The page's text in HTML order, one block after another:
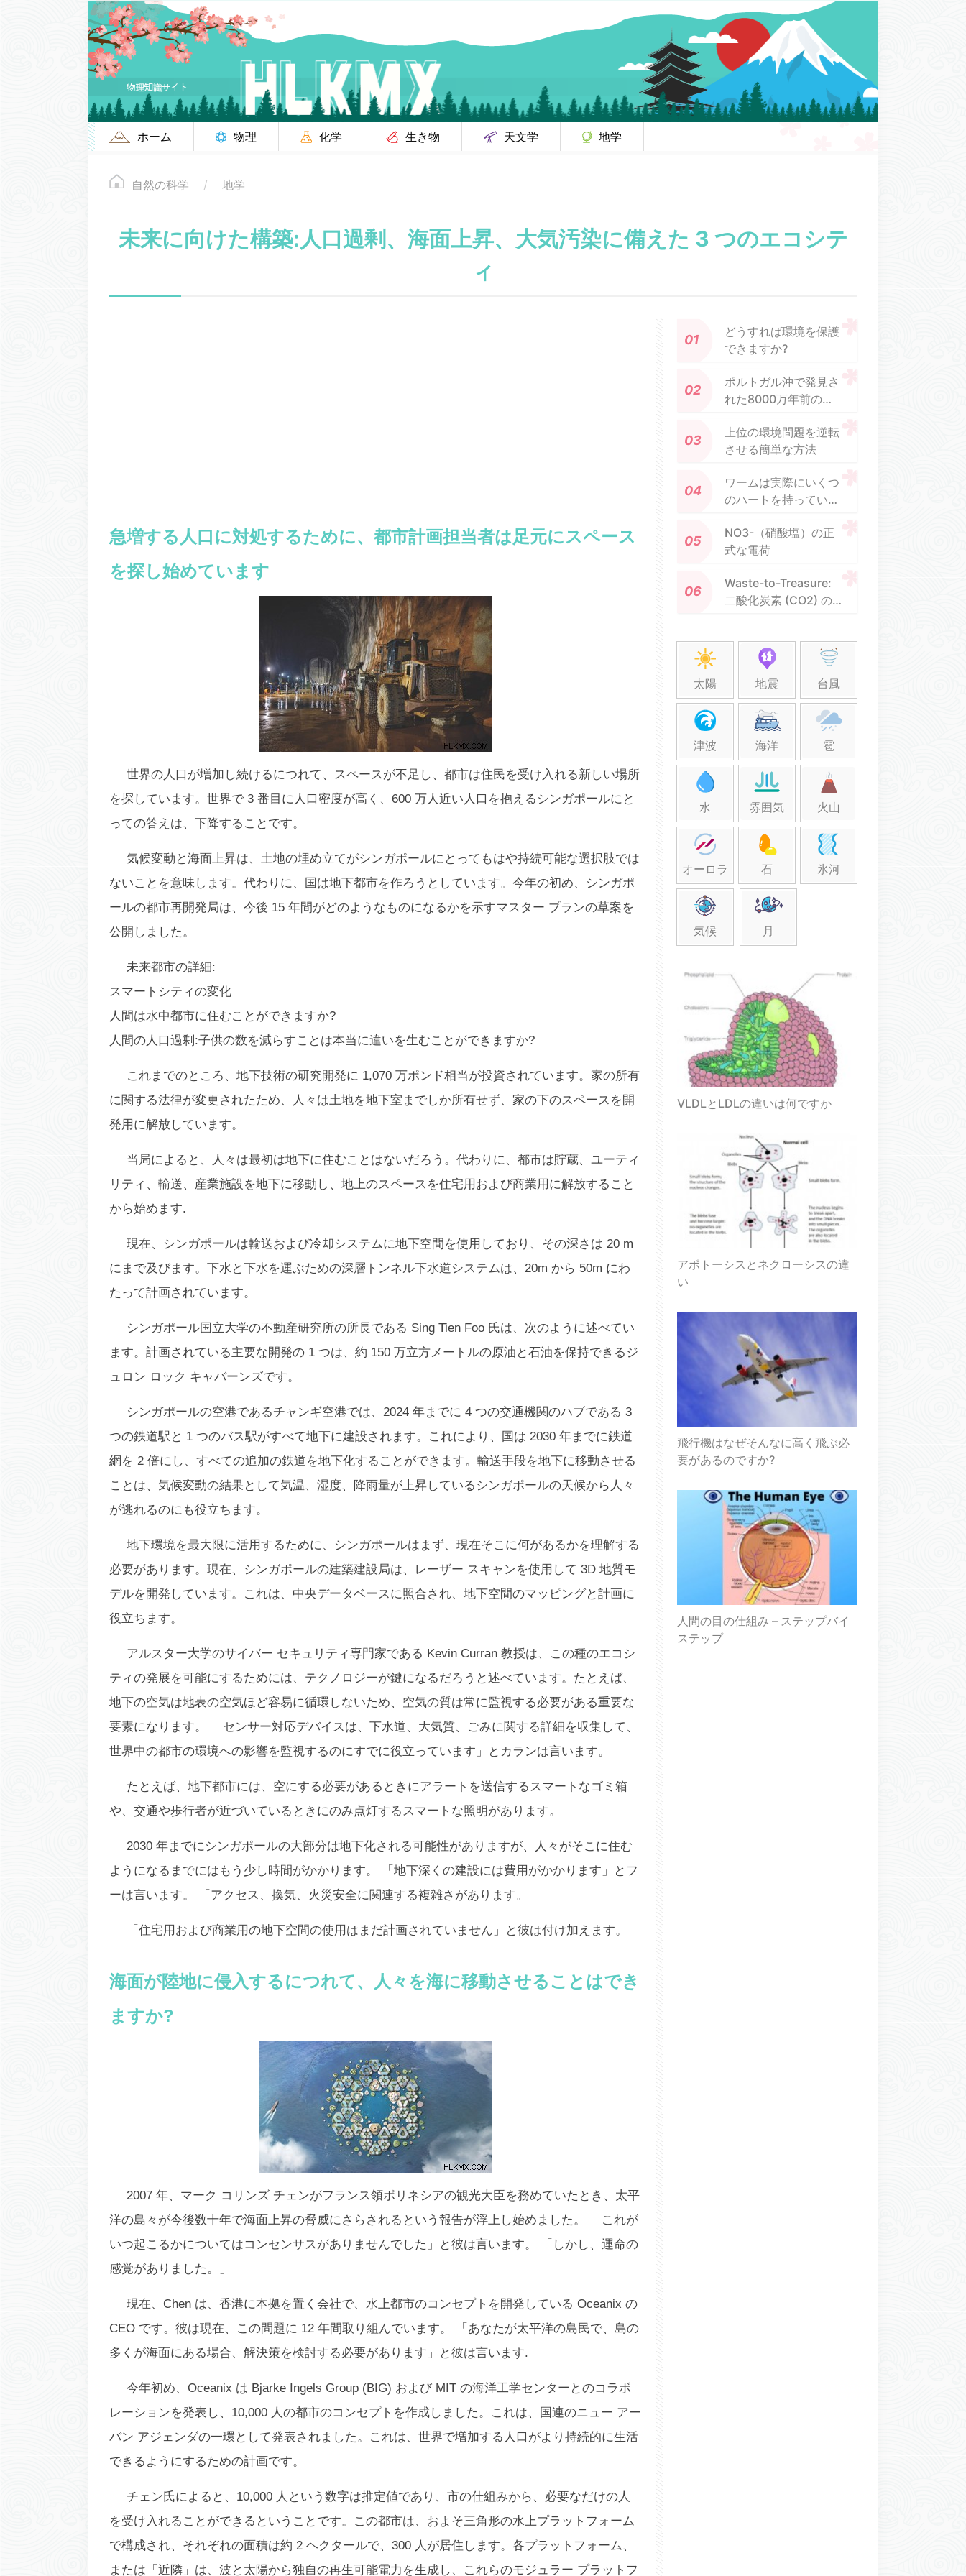
ホーム 物理 化学 生き物 天文学 地学
自然の科学 地学
未来に向けた構築:人口過剰、海面上昇、大気汚染に備えた 3 つのエコシテ
ィ
急増する人口に対処するために、都市計画担当者は足元にスペース
を探し始めています
世界の人口が増加し続けるにつれて、スペースが不足し、都市は住民を受け入れる新しい場所
を探しています。世界で 3 番目に人口密度が高く、600 万人近い人口を抱えるシンガポールにと
っての答えは、下降することです。
気候変動と海面上昇は、土地の埋め立てがシンガポールにとってもはや持続可能な選択肢では
ないことを意味します。代わりに、国は地下都市を作ろうとしています。今年の初め、シンガポ
ールの都市再開発局は、今後 15 年間がどのようなものになるかを示すマスター プランの草案を
公開しました。
未来都市の詳細:
スマートシティの変化
人間は水中都市に住むことができますか?
人間の人口過剰:子供の数を減らすことは本当に違いを生むことができますか?
これまでのところ、地下技術の研究開発に 1,070 万ポンド相当が投資されています。家の所有
に関する法律が変更されたため、人々は土地を地下室までしか所有せず、家の下のスペースを開
発用に解放しています。
当局によると、人々は最初は地下に住むことはないだろう。代わりに、都市は貯蔵、ユーティ
リティ、輸送、産業施設を地下に移動し、地上のスペースを住宅用および商業用に解放すること
から始めます.
現在、シンガポールは輸送および冷却システムに地下空間を使用しており、その深さは 20 m
にまで及びます。下水と下水を運ぶための深層トンネル下水道システムは、20m から 50m にわ
たって計画されています。
シンガポール国立大学の不動産研究所の所長である Sing Tien Foo 氏は、次のように述べてい
ます。計画されている主要な開発の 1 つは、約 150 万立方メートルの原油と石油を保持できるジ
ュロン ロック キャバーンズです。
シンガポールの空港であるチャンギ空港では、2024 年までに 4 つの交通機関のハブである 3
つの鉄道駅と 1 つのバス駅がすべて地下に建設されます。これにより、国は 2030 年までに鉄道
網を 2 倍にし、すべての追加の鉄道を地下化することができます。輸送手段を地下に移動させる
ことは、気候変動の結果として気温、湿度、降雨量が上昇しているシンガポールの天候から人々
が逃れるのにも役立ちます。
地下環境を最大限に活用するために、シンガポールはまず、現在そこに何があるかを理解する
必要があります。現在、シンガポールの建築建設局は、レーザー スキャンを使用して 3D 地質モ
デルを開発しています。これは、中央データベースに照合され、地下空間のマッピングと計画に
役立ちます。
アルスター大学のサイバー セキュリティ専門家である Kevin Curran 教授は、この種のエコシ
ティの発展を可能にするためには、テクノロジーが鍵になるだろうと述べています。たとえば、
地下の空気は地表の空気ほど容易に循環しないため、空気の質は常に監視する必要がある重要な
要素になります。 「センサー対応デバイスは、下水道、大気質、ごみに関する詳細を収集して、
世界中の都市の環境への影響を監視するのにすでに役立っています」とカランは言います。
たとえば、地下都市には、空にする必要があるときにアラートを送信するスマートなゴミ箱
や、交通や歩行者が近づいているときにのみ点灯するスマートな照明があります。
2030 年までにシンガポールの大部分は地下化される可能性がありますが、人々がそこに住む
ようになるまでにはもう少し時間がかかります。 「地下深くの建設には費用がかかります」とフ
ーは言います。 「アクセス、換気、火災安全に関連する複雑さがあります。
「住宅用および商業用の地下空間の使用はまだ計画されていません」と彼は付け加えます。
海面が陸地に侵入するにつれて、人々を海に移動させることはでき
ますか?
2007 年、マーク コリンズ チェンがフランス領ポリネシアの観光大臣を務めていたとき、太平
洋の島々が今後数十年で海面上昇の脅威にさらされるという報告が浮上し始めました。 「これが
いつ起こるかについてはコンセンサスがありませんでした」と彼は言います。 「しかし、運命の
感覚がありました。」
現在、Chen は、香港に本拠を置く会社で、水上都市のコンセプトを開発している Oceanix の
CEO です。彼は現在、この問題に 12 年間取り組んでいます。 「あなたが太平洋の島民で、島の
多くが海面にある場合、解決策を検討する必要があります」と彼は言います.
今年初め、Oceanix は Bjarke Ingels Group (BIG) および MIT の海洋工学センターとのコラボ
レーションを発表し、10,000 人の都市のコンセプトを作成しました。これは、国連のニュー アー
バン アジェンダの一環として発表されました。これは、世界で増加する人口がより持続的に生活
できるようにするための計画です。
チェン氏によると、10,000 人という数字は推定値であり、市の仕組みから、必要なだけの人
を受け入れることができるということです。この都市は、およそ三角形の水上プラットフォーム
で構成され、それぞれの面積は約 2 ヘクタールで、300 人が居住します。各プラットフォーム、
または「近隣」は、波と太陽から独自の再生可能電力を生成し、これらのモジュラー プラットフ
どうすれば環境を保護
できますか?
ポルトガル沖で発見さ
れた8000万年前のサ
上位の環境問題を逆転
させる簡単な方法
ワームは実際にいくつ
のハートを持っていま
NO3-（硝酸塩）の正
式な電荷
Waste-to-Treasure:
二酸化炭素 (CO2) の
殻からの多孔性炭素吸
太陽
地震 台風
津波 海洋 雹
水 雰囲気 火山
オーロラ 石 氷河
気候 月
VLDLとLDLの違いは何ですか
アポトーシスとネクローシスの違
い
飛行機はなぜそんなに高く飛ぶ必
要があるのですか?
人間の目の仕組み – ステップバイ
ステップ